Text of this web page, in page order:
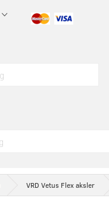
VRD Vetus Flex aksler